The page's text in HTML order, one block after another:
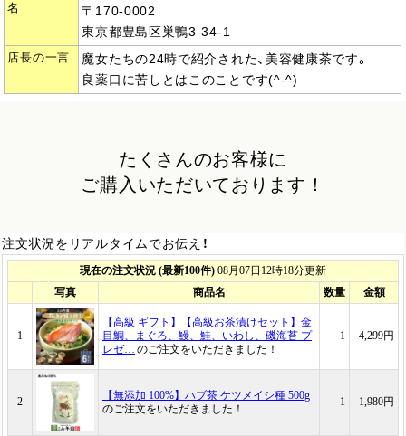
名
〒170-0002
東京都豊島区巣鴨3-34-1
店長の一言
魔女たちの24時で紹介された、美容健康茶です。
良薬口に苦しとはこのことです(^-^)
たくさんのお客様に
ご購入いただいております！
注文状況をリアルタイムでお伝え！